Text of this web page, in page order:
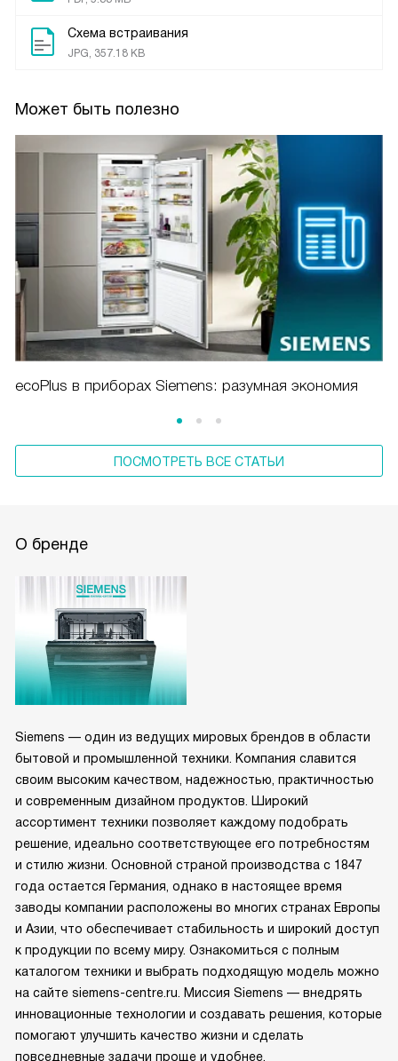
Схема встраивания
JPG, 357.18 KB
Может быть полезно
ecoPlus в приборах Siemens: разумная экономия
ПОСМОТРЕТЬ ВСЕ СТАТЬИ
О бренде
Siemens — один из ведущих мировых брендов в области
бытовой и промышленной техники. Компания славится
своим высоким качеством, надежностью, практичностью
и современным дизайном продуктов. Широкий
ассортимент техники позволяет каждому подобрать
решение, идеально соответствующее его потребностям
и стилю жизни. Основной страной производства с 1847
года остается Германия, однако в настоящее время
заводы компании расположены во многих странах Европы
и Азии, что обеспечивает стабильность и широкий доступ
к продукции по всему миру. Ознакомиться с полным
каталогом техники и выбрать подходящую модель можно
на сайте siemens-centre.ru. Миссия Siemens — внедрять
инновационные технологии и создавать решения, которые
помогают улучшить качество жизни и сделать
повседневные задачи проще и удобнее.